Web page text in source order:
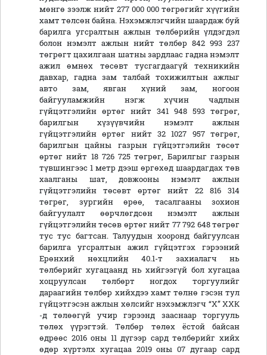
мөнгө зээлж нийт 277 000 000 төгрөгийг хүүгийн
хамт төлсөн байна. Нэхэмжлэгчийн шаардаж буй
барилга угсралтын ажлын төлбөрийн үлдэгдэл
болон нэмэлт ажлын нийт төлбөр 842 993 237
төгрөгт цахилгаан шатны зардлаас гадна нэмэлт
ажил өмнөх төсөвт тусгагдаагүй техникийн
давхар, гадна зам талбай тохижилтын ажлыг
авто зам, явган хүний зам, ногоон
байгууламжийн нэгж хүчин чадлын
гүйцэтгэлийн өртөг нийт 341 948 593 төгрөг,
барилгын хүзүүвчийн нэмэлт ажлын
гүйцэтгэлийн өртөг нийт 32 1027 957 төгрөг,
барилгын цайны газрын гүйцэтгэлийн төсөт
өртөг нийт 18 726 725 төгрөг, Барилгыг газрын
түвшингээс 1 метр дээш өргөхөд шаардагдах төв
хаалганы шат, довжооны нэмэлт ажлын
гүйцэтгэлийн төсөвт өртөг нийт 22 816 314
төгрөг, зургийн өрөө, тасалгааны зохион
байгуулалт өөрчлөгдсөн нэмэлт ажлын
гүйцэтгэлийн төсөв өртөг нийт 77 792 648 төгрөг
тус тус багтсан. Талуудын хооронд байгуулсан
барилга угсралтын ажил гүйцэтгэх гэрээний
Ерөнхий нөхцлийн 40.1-т захиалагч нь
төлбөрийг хугацаанд нь хийгээгүй бол хугацаа
хоцруулсан төлбөрт ногдох торгуулийг
дараагийн төлбөр хийхдээ хамт төлнө гэсэн тул
гүйцэтгэсэн ажлын хөлсийг нэхэмжлэгч “Х” ХХК
-д төлөөгүй учир гэрээнд зааснаар торгууль
төлөх үүрэгтэй. Төлбөр төлөх ёстой байсан
өдрөөс 2016 оны 11 дүгээр сард төлбөрийг хийх
өдөр хүртэлх хугацаа 2019 оны 07 дугаар сард